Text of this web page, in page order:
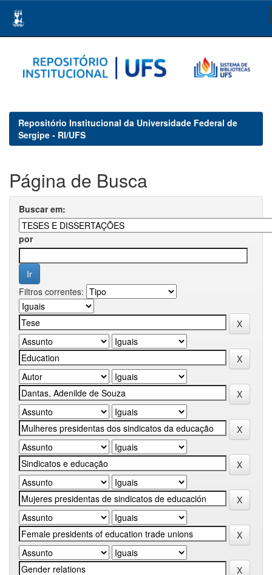
navigation
Repositório Institucional da Universidade Federal de
Sergipe - RI/UFS
Página de Busca
Buscar em:
por
Filtros correntes: